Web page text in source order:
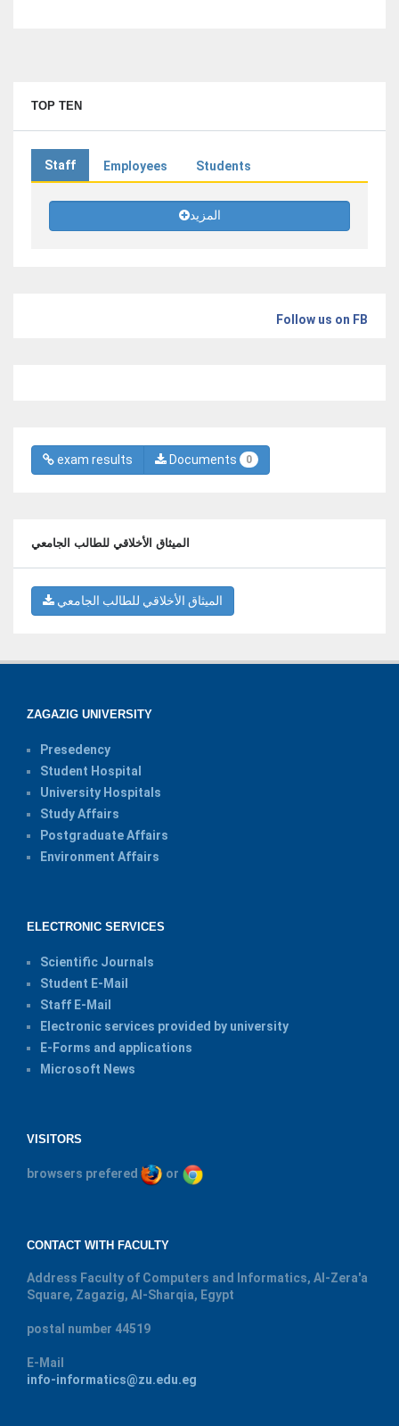
TOP TEN
Staff Employees Students
المزيد
Follow us on FB
exam results Documents 0
الميثاق الأخلاقي للطالب الجامعي
الميثاق الأخلاقي للطالب الجامعي
ZAGAZIG UNIVERSITY
Presedency
Student Hospital
University Hospitals
Study Affairs
Postgraduate Affairs
Environment Affairs
ELECTRONIC SERVICES
Scientific Journals
Student E-Mail
Staff E-Mail
Electronic services provided by university
E-Forms and applications
Microsoft News
VISITORS
browsers prefered or
CONTACT WITH FACULTY
Address Faculty of Computers and Informatics, Al-Zera'a
Square, Zagazig, Al-Sharqia, Egypt
postal number 44519
E-Mail
info-informatics@zu.edu.eg